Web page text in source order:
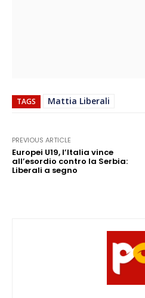
TAGS Mattia Liberali
PREVIOUS ARTICLE
Europei U19, l’Italia vince
all’esordio contro la Serbia:
Liberali a segno